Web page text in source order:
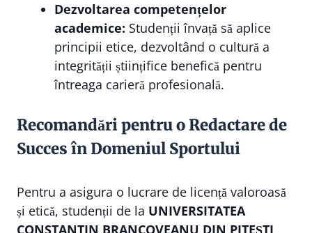
Dezvoltarea competențelor
academice: Studenții învață să aplice
principii etice, dezvoltând o cultură a
integrității științifice benefică pentru
întreaga carieră profesională.
Recomandări pentru o Redactare de
Succes în Domeniul Sportului
Pentru a asigura o lucrare de licență valoroasă
și etică, studenții de la UNIVERSITATEA
CONSTANTIN BRANCOVEANU DIN PITEȘTI